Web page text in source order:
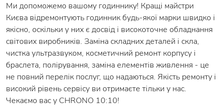
Ми допоможемо вашому годиннику! Кращі майстри
Києва відремонтують годинник будь-якої марки швидко і
якісно, оскільки у них є досвід і високоточне обладнання
світових виробників. Заміна складних деталей і скла,
чистка ультразвуком, косметичний ремонт корпусу і
браслета, полірування, заміна елементів живлення - це
не повний перелік послуг, що надаються. Якість ремонту і
високий рівень сервісу ви отримаєте тільки у нас.
Чекаємо вас у CHRONO 10:10!